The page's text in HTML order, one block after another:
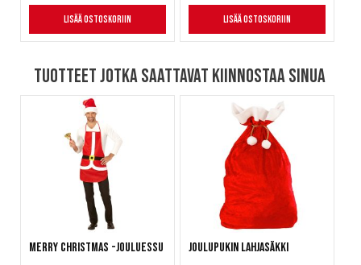
Lisää ostoskoriin Lisää ostoskoriin
Tuotteet jotka saattavat kiinnostaa sinua
Merry Christmas -jouluessu Joulupukin lahjasäkki